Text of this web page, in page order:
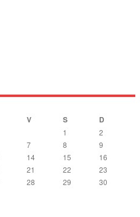
V S D
1
2
7 8
9
14 15
16
21 22
23
28 29
30